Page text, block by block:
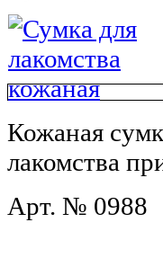
Кожаная
лакомства
Арт. № 0988